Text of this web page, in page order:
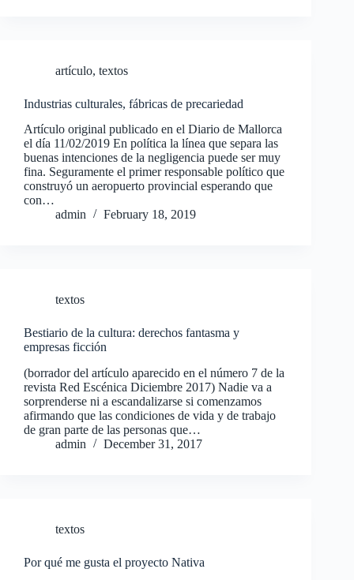
artículo, textos
Industrias culturales, fábricas de precariedad
Artículo original publicado en el Diario de Mallorca
el día 11/02/2019 En política la línea que separa las
buenas intenciones de la negligencia puede ser muy
fina. Seguramente el primer responsable político que
construyó un aeropuerto provincial esperando que
con…
admin
February 18, 2019
textos
Bestiario de la cultura: derechos fantasma y
empresas ficción
(borrador del artículo aparecido en el número 7 de la
revista Red Escénica Diciembre 2017) Nadie va a
sorprenderse ni a escandalizarse si comenzamos
afirmando que las condiciones de vida y de trabajo
de gran parte de las personas que…
admin
December 31, 2017
textos
Por qué me gusta el proyecto Nativa